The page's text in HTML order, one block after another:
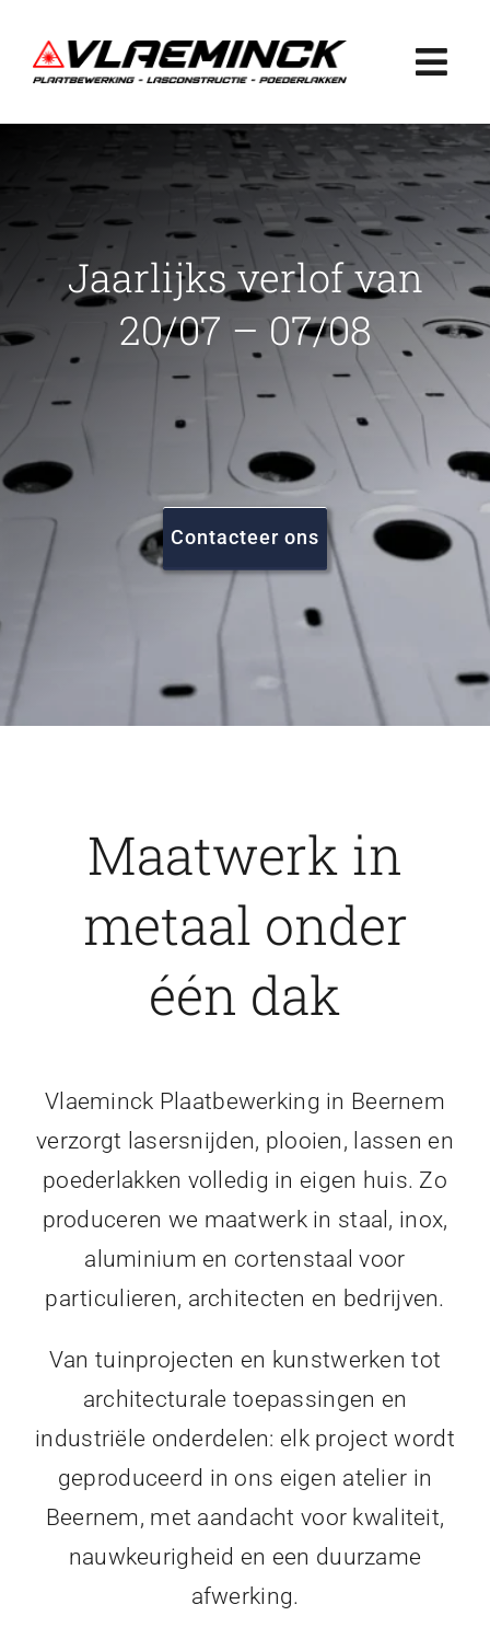
naar
inhoud
Plaatbewerking
Lasconstructie
Poederlakken
Projecten
FAQ
Vacatures
Jaarlijks verlof van
20/07 – 07/08
Contacteer ons
Maatwerk in
metaal onder
één dak
Vlaeminck Plaatbewerking in Beernem
verzorgt lasersnijden, plooien, lassen en
poederlakken volledig in eigen huis. Zo
produceren we maatwerk in staal, inox,
aluminium en cortenstaal voor
particulieren, architecten en bedrijven.
Van tuinprojecten en kunstwerken tot
architecturale toepassingen en
industriële onderdelen: elk project wordt
geproduceerd in ons eigen atelier in
Beernem, met aandacht voor kwaliteit,
nauwkeurigheid en een duurzame
afwerking.